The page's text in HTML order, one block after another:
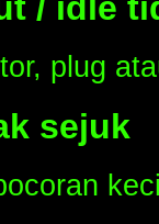
plug
sejuk